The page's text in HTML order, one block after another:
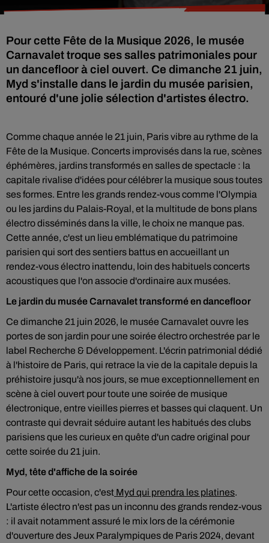
Pour cette Fête de la Musique 2026, le musée
Carnavalet troque ses salles patrimoniales pour
un dancefloor à ciel ouvert. Ce dimanche 21 juin,
Myd s'installe dans le jardin du musée parisien,
entouré d'une jolie sélection d'artistes électro.
Comme chaque année le 21 juin, Paris vibre au rythme de la
Fête de la Musique. Concerts improvisés dans la rue, scènes
éphémères, jardins transformés en salles de spectacle : la
capitale rivalise d'idées pour célébrer la musique sous toutes
ses formes. Entre les grands rendez-vous comme l'Olympia
ou les jardins du Palais-Royal, et la multitude de bons plans
électro disséminés dans la ville, le choix ne manque pas.
Cette année, c'est un lieu emblématique du patrimoine
parisien qui sort des sentiers battus en accueillant un
rendez-vous électro inattendu, loin des habituels concerts
acoustiques que l'on associe d'ordinaire aux musées.
Le jardin du musée Carnavalet transformé en dancefloor
Ce dimanche 21 juin 2026, le musée Carnavalet ouvre les
portes de son jardin pour une soirée électro orchestrée par le
label Recherche & Développement. L'écrin patrimonial dédié
à l'histoire de Paris, qui retrace la vie de la capitale depuis la
préhistoire jusqu'à nos jours, se mue exceptionnellement en
scène à ciel ouvert pour toute une soirée de musique
électronique, entre vieilles pierres et basses qui claquent. Un
contraste qui devrait séduire autant les habitués des clubs
parisiens que les curieux en quête d'un cadre original pour
cette soirée du 21 juin.
Myd, tête d'affiche de la soirée
Pour cette occasion, c'est Myd qui prendra les platines.
L'artiste électro n'est pas un inconnu des grands rendez-vous
: il avait notamment assuré le mix lors de la cérémonie
d'ouverture des Jeux Paralympiques de Paris 2024, devant